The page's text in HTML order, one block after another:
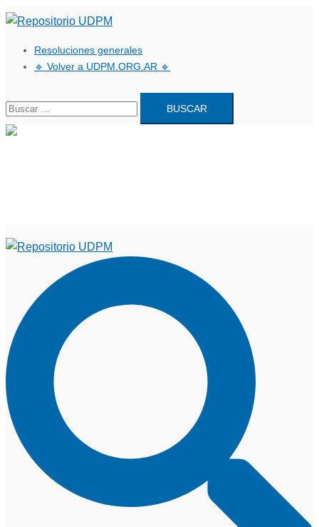
Saltar
contenidoResoluciones generales
🔹 Volver a UDPM.ORG.AR 🔹
Buscar: